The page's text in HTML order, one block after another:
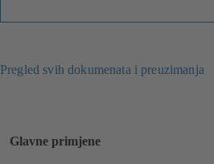
Pregled svih dokumenata i preuzimanja
Glavne primjene